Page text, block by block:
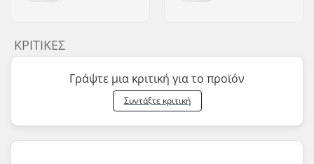
ΚΡΙΤΙΚΈΣ
Γράψτε μια κριτική για το προϊόν
Συντάξτε κριτική